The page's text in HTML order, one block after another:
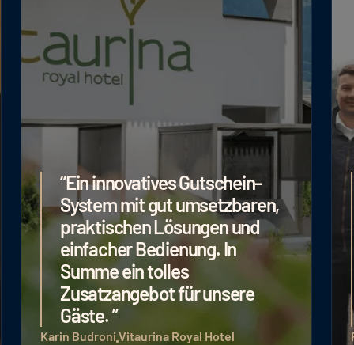
“Sehr gutes Gutscheinsystem
mit angenehmer
Zahlungsabwicklung und
unkomplizierter Integration für
unsere verschiedenen Hotels.
Professionell, angenehm,
funktioniert super!”
Familie Rainer-SchölzhornHotels Ratschings